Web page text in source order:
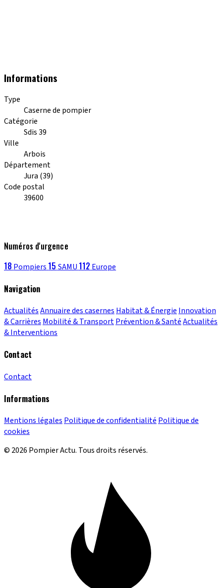
Informations
Type
Caserne de pompier
Catégorie
Sdis 39
Ville
Arbois
Département
Jura (39)
Code postal
39600
Numéros d'urgence
18 Pompiers 15 SAMU 112 Europe
Navigation
ActualitésAnnuaire des casernes Habitat & Énergie Innovation
& Carrières Mobilité & TransportPrévention & SantéActualités
& Interventions
Contact
Contact
Informations
Mentions légales Politique de confidentialité Politique de
cookies
© 2026 Pompier Actu. Tous droits réservés.